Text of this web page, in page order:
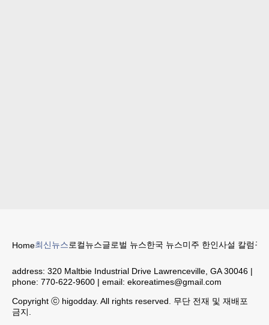
Home최신뉴스로컬뉴스글로벌 뉴스한국 뉴스미주 한인사설 칼럼구
address: 320 Maltbie Industrial Drive Lawrenceville, GA 30046 |
phone: 770-622-9600 | email: ekoreatimes@gmail.com
Copyright ⓒ higodday. All rights reserved. 무단 전재 및 재배포
금지.